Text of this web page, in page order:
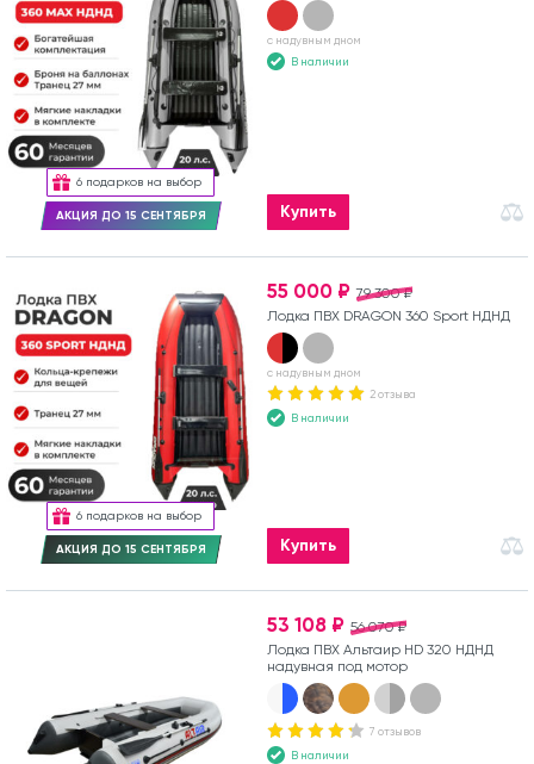
6 подарков на выбор
АКЦИЯ ДО 15 СЕНТЯБРЯ
с надувным дном
В наличии
Купить
6 подарков на выбор
АКЦИЯ ДО 15 СЕНТЯБРЯ
79 300 ₽
55 000 ₽
Лодка ПВХ DRAGON 360 Sport НДНД
с надувным дном
2 отзыва
В наличии
Купить
56 070 ₽
53 108 ₽
Лодка ПВХ Альтаир HD 320 НДНД
надувная под мотор
7 отзывов
В наличии